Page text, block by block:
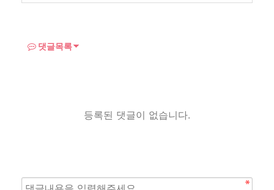
댓글목록
등록된 댓글이 없습니다.